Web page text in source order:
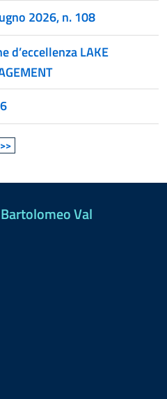
2026, n. 108
d’eccellenza LAKE
>>
Val